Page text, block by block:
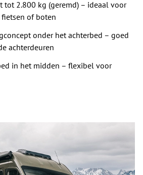
tot 2.800 kg (geremd) – ideaal voor
of boten
onder het achterbed – goed
achterdeuren
in het midden – flexibel voor